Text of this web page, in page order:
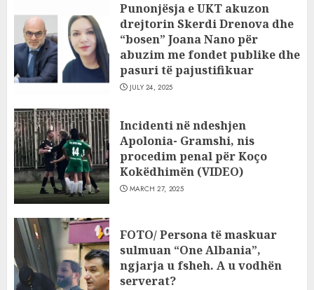
Punonjësja e UKT akuzon
drejtorin Skerdi Drenova dhe
“bosen” Joana Nano për
abuzim me fondet publike dhe
pasuri të pajustifikuar
JULY 24, 2025
Incidenti në ndeshjen
Apolonia- Gramshi, nis
procedim penal për Koço
Kokëdhimën (VIDEO)
MARCH 27, 2025
FOTO/ Persona të maskuar
sulmuan “One Albania”,
ngjarja u fsheh. A u vodhën
serverat?